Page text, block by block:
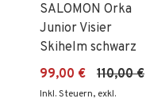
SALOMON Orka
Junior Visier
Skihelm schwarz
99,00 €
110,00 €
Inkl. Steuern, exkl.